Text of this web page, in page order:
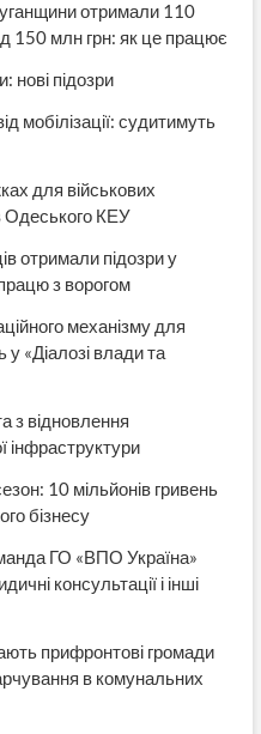
отримали 110
150 млн грн: як це працює
нові підозри
мобілізації: судитимуть
для військових
Одеського КЕУ
отримали підозри у
з ворогом
механізму для
у «Діалозі влади та
з відновлення
інфраструктури
10 мільйонів гривень
бізнесу
ГО «ВПО Україна»
консультації і інші
прифронтові громади
в комунальних